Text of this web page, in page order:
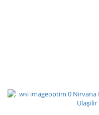
İLHAM